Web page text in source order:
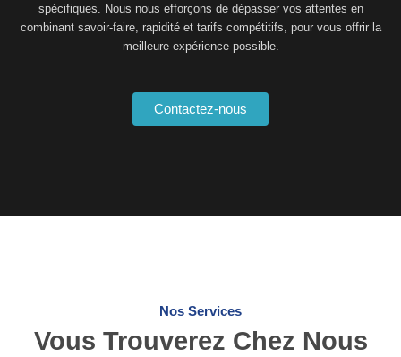
spécifiques. Nous nous efforçons de dépasser vos attentes en
combinant savoir-faire, rapidité et tarifs compétitifs, pour vous offrir la
meilleure expérience possible.
Contactez-nous
Nos Services
Vous Trouverez Chez Nous